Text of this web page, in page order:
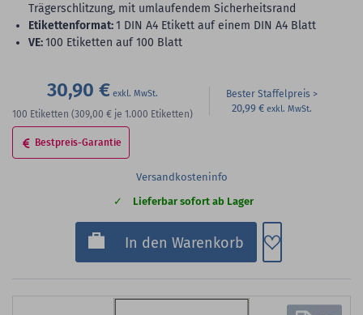
Trägerschlitzung, mit umlaufendem Sicherheitsrand
Etikettenformat:1 DIN A4 Etikett auf einem DIN A4 Blatt
VE:100 Etiketten auf 100 Blatt
30,90 €
100 Etiketten (309,00 € je 1.000 Etiketten)
Bester Staffelpreis
20,99 €
Bestpreis-Garantie
Versandkosteninfo
Lieferbar sofort ab Lager
In den Warenkorb Zum